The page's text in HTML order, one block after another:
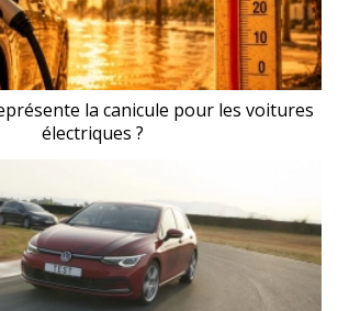
la canicule pour les voitures
électriques ?